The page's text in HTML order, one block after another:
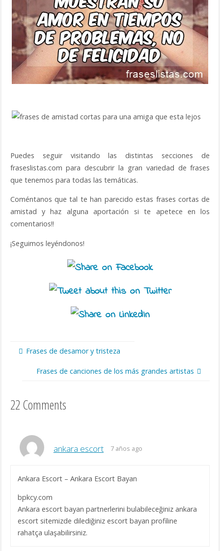
Puedes seguir visitando las distintas secciones de
fraseslistas.com para descubrir la gran variedad de frases
que tenemos para todas las temáticas.
Coméntanos que tal te han parecido estas frases cortas de
amistad y haz alguna aportación si te apetece en los
comentarios!!
¡Seguimos leyéndonos!
Frases de desamor y tristeza
Frases de canciones de los más grandes artistas
22 Comments
ankara escort 7 años ago
Ankara Escort – Ankara Escort Bayan
bpkcy.com
Ankara escort bayan partnerlerini bulabileceğiniz ankara
escort sitemizde dilediğiniz escort bayan profiline
rahatça ulaşabilirsiniz.